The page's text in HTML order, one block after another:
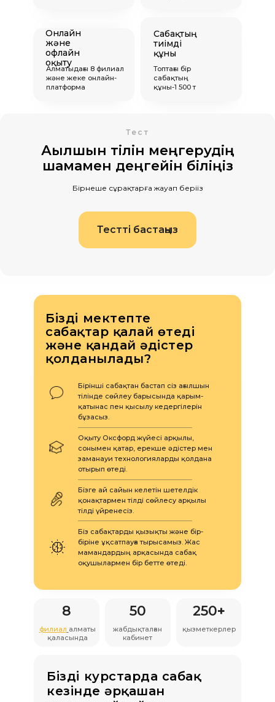
Алматыдағы 8 филиал
және жеке онлайн-
платформа
Онлайн
және
офлайн
оқыту
Сабақтың
тиімді
құны
Топтағы бір
сабақтың
құны-1 500 т
Тест
Ағылшын тілін меңгерудің
шамамен деңгейін біліңіз
Бірнеше сұрақтарға жауап беріңіз
Тестті бастаңыз
Бірінші сабақтан бастап сіз ағылшын
тілінде сөйлеу барысында қарым-
қатынас пен қысылу кедергілерін
бұзасыз.
Оқыту Оксфорд жүйесі арқылы,
сонымен қатар, ерекше әдістер мен
заманауи технологияларды қолдана
отырып өтеді.
Бізге ай сайын келетін шетелдік
қонақтармен тілді сөйлесу арқылы
тілді үйренесіз.
Біз сабақтарды қызықты және бір-
біріне ұқсатпауға тырысамыз. Жас
мамандардың арқасында сабақ
оқушылармен бір бетте өтеді.
Біздің мектепте
сабақтар қалай өтеді
және қандай әдістер
қолданылады?
8
филиал алматы
қаласында
50
жабдықталған
кабинет
250+
қызметкерлер
Біздің курстарда сабақ
кезінде әрқашан